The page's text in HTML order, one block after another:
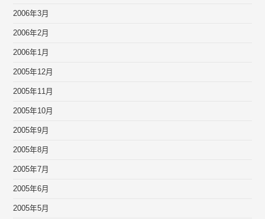
2006年3月
2006年2月
2006年1月
2005年12月
2005年11月
2005年10月
2005年9月
2005年8月
2005年7月
2005年6月
2005年5月